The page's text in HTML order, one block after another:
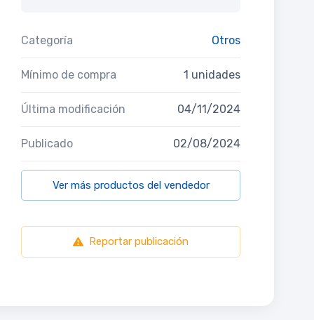
Categoría Otros
Mínimo de compra 1 unidades
Última modificación 04/11/2024
Publicado 02/08/2024
Ver más productos del vendedor
Reportar publicación